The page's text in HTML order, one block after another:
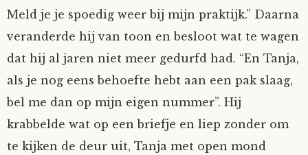
Meld je je spoedig weer bij mijn praktijk.” Daarna
veranderde hij van toon en besloot wat te wagen
dat hij al jaren niet meer gedurfd had. “En Tanja,
als je nog eens behoefte hebt aan een pak slaag,
bel me dan op mijn eigen nummer”. Hij
krabbelde wat op een briefje en liep zonder om
te kijken de deur uit, Tanja met open mond